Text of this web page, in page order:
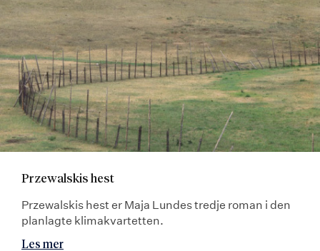
Przewalskis hest
Przewalskis hest er Maja Lundes tredje roman i den
planlagte klimakvartetten.
Les mer